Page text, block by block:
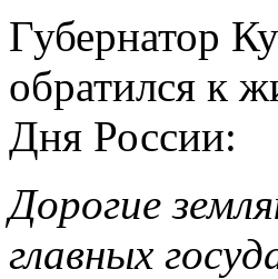
Губернатор
обратился к
Дня России:
Дорогие
главных